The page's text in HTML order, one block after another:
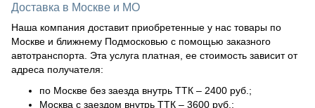
Доставка в Москве и МО
Наша компания доставит приобретенные у нас товары по
Москве и ближнему Подмосковью с помощью заказного
автотранспорта. Эта услуга платная, ее стоимость зависит от
адреса получателя:
по Москве без заезда внутрь ТТК – 2400 руб.;
Москва с заездом внутрь ТТК – 3600 руб.;